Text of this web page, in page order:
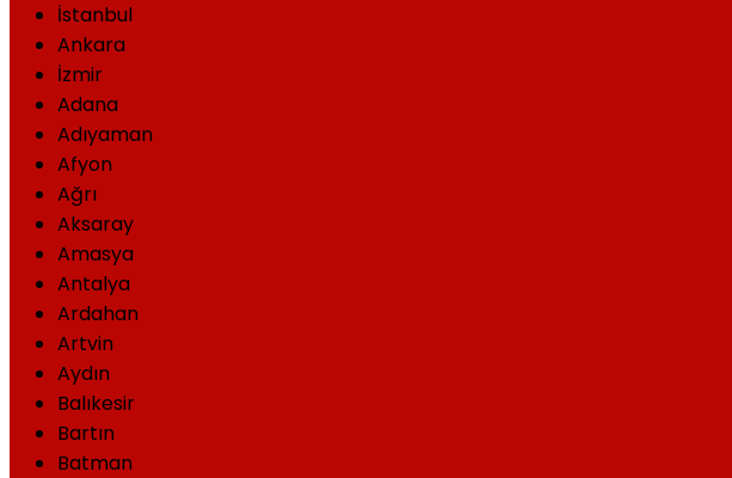
İstanbul
Ankara
İzmir
Adana
Adıyaman
Afyon
Ağrı
Aksaray
Amasya
Antalya
Ardahan
Artvin
Aydın
Balıkesir
Bartın
Batman